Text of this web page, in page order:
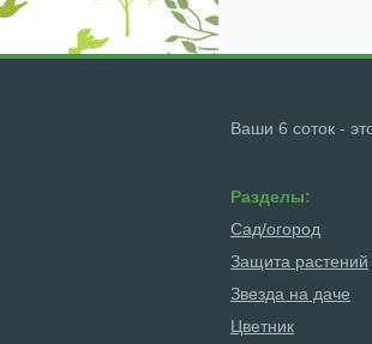
Ваши 6 соток -
Разделы:
Сад/огород
Защита растений
Звезда на даче
Цветник